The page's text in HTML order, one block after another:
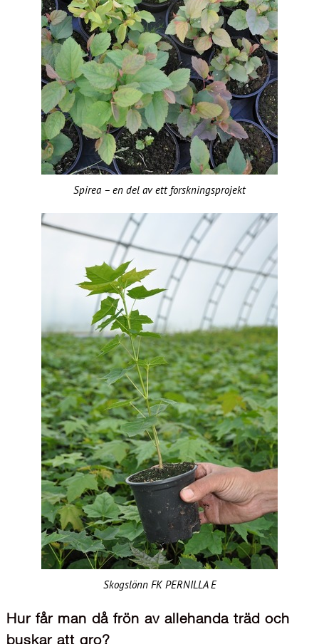
Spirea – en del av ett forskningsprojekt
Skogslönn FK PERNILLA E
Hur får man då frön av allehanda träd och
buskar att gro?